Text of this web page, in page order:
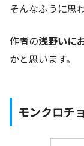
そんなふうに思
作者の浅野いに
かと思います。
モンクロチ